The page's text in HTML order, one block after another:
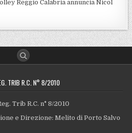
Reggio Calabria annuncia Nicol
TRIB R.C. N° 8/2010
Trib R.C. n° 8/2010
e Direzione: Melito di Porto Salvo